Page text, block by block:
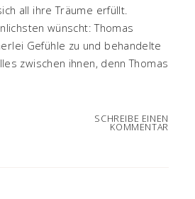
all ihre Träume erfüllt.
wünscht: Thomas
Gefühle zu und behandelte
zwischen ihnen, denn Thomas
SCHREIBE EINEN
KOMMENTAR